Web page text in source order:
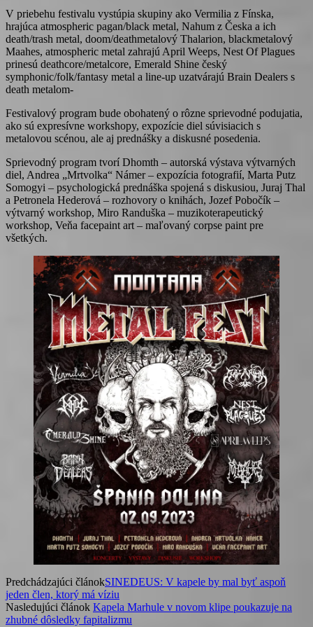
V priebehu festivalu vystúpia skupiny ako Vermilia z Fínska,
hrajúca atmospheric pagan/black metal, Nahum z Česka a ich
death/trash metal, doom/deathmetalový Thalarion, blackmetalový
Maahes, atmospheric metal zahrajú April Weeps, Nest Of Plagues
prinesú deathcore/metalcore, Emerald Shine český
symphonic/folk/fantasy metal a line-up uzatvárajú Brain Dealers s
death metalom-
Festivalový program bude obohatený o rôzne sprievodné podujatia,
ako sú expresívne workshopy, expozície diel súvisiacich s
metalovou scénou, ale aj prednášky a diskusné posedenia.
Sprievodný program tvorí Dhomth – autorská výstava výtvarných
diel, Andrea „Mrtvolka“ Námer – expozícia fotografií, Marta Putz
Somogyi – psychologická prednáška spojená s diskusiou, Juraj Thal
a Petronela Hederová – rozhovory o knihách, Jozef Pobočík –
výtvarný workshop, Miro Randuška – muzikoterapeutický
workshop, Veňa facepaint art – maľovaný corpse paint pre
všetkých.
Predchádzajúci článokSINEDEUS: V kapele by mal byť aspoň
jeden člen, ktorý má víziu
Nasledujúci článok Kapela Marhule v novom klipe poukazuje na
zhubné dôsledky fapitalizmu